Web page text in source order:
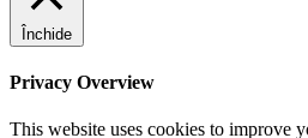
Închide
Privacy Overview
This website uses cookies to improve